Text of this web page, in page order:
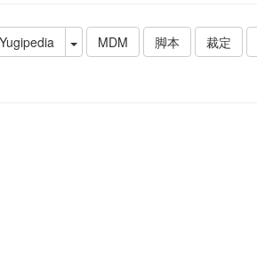
Yugipedia MDM 脚本 裁定